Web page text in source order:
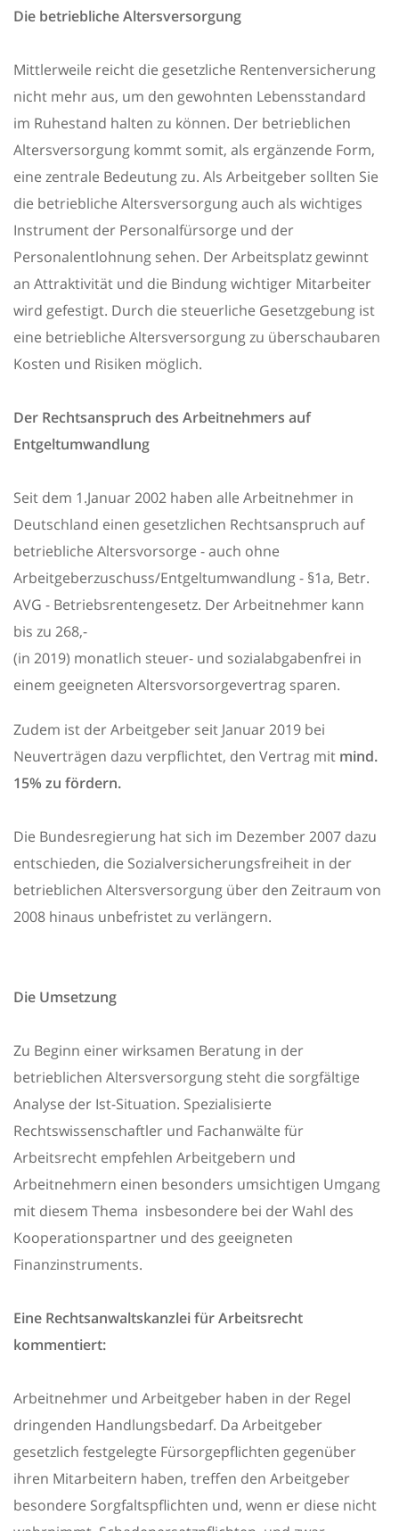
Die betriebliche Altersversorgung
Mittlerweile reicht die gesetzliche Rentenversicherung
nicht mehr aus, um den gewohnten Lebensstandard
im Ruhestand halten zu können. Der betrieblichen
Altersversorgung kommt somit, als ergänzende Form,
eine zentrale Bedeutung zu. Als Arbeitgeber sollten Sie
die betriebliche Altersversorgung auch als wichtiges
Instrument der Personalfürsorge und der
Personalentlohnung sehen. Der Arbeitsplatz gewinnt
an Attraktivität und die Bindung wichtiger Mitarbeiter
wird gefestigt. Durch die steuerliche Gesetzgebung ist
eine betriebliche Altersversorgung zu überschaubaren
Kosten und Risiken möglich.
Der Rechtsanspruch des Arbeitnehmers auf
Entgeltumwandlung
Seit dem 1.Januar 2002 haben alle Arbeitnehmer in
Deutschland einen gesetzlichen Rechtsanspruch auf
betriebliche Altersvorsorge - auch ohne
Arbeitgeberzuschuss/Entgeltumwandlung - §1a, Betr.
AVG - Betriebsrentengesetz. Der Arbeitnehmer kann
bis zu 268,- 
(in 2019) monatlich steuer- und sozialabgabenfrei in
einem geeigneten Altersvorsorgevertrag sparen.
Zudem ist der Arbeitgeber seit Januar 2019 bei
Neuverträgen dazu verpflichtet, den Vertrag mit mind.
15% zu fördern.
Die Bundesregierung hat sich im Dezember 2007 dazu
entschieden, die Sozialversicherungsfreiheit in der
betrieblichen Altersversorgung über den Zeitraum von
2008 hinaus unbefristet zu verlängern.
Die Umsetzung
Zu Beginn einer wirksamen Beratung in der
betrieblichen Altersversorgung steht die sorgfältige
Analyse der Ist-Situation. Spezialisierte
Rechtswissenschaftler und Fachanwälte für
Arbeitsrecht empfehlen Arbeitgebern und
Arbeitnehmern einen besonders umsichtigen Umgang
mit diesem Thema  insbesondere bei der Wahl des
Kooperationspartner und des geeigneten
Finanzinstruments.
Eine Rechtsanwaltskanzlei für Arbeitsrecht
kommentiert:
Arbeitnehmer und Arbeitgeber haben in der Regel
dringenden Handlungsbedarf. Da Arbeitgeber
gesetzlich festgelegte Fürsorgepflichten gegenüber
ihren Mitarbeitern haben, treffen den Arbeitgeber
besondere Sorgfaltspflichten und, wenn er diese nicht